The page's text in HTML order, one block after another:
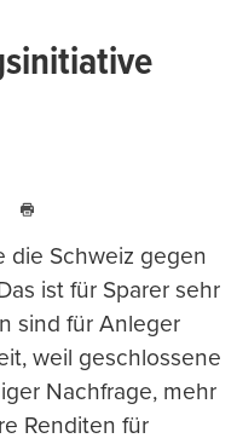
drucken
die Schweiz gegen
ist für Sparer sehr
sind für Anleger
weil geschlossene
Nachfrage, mehr
Renditen für